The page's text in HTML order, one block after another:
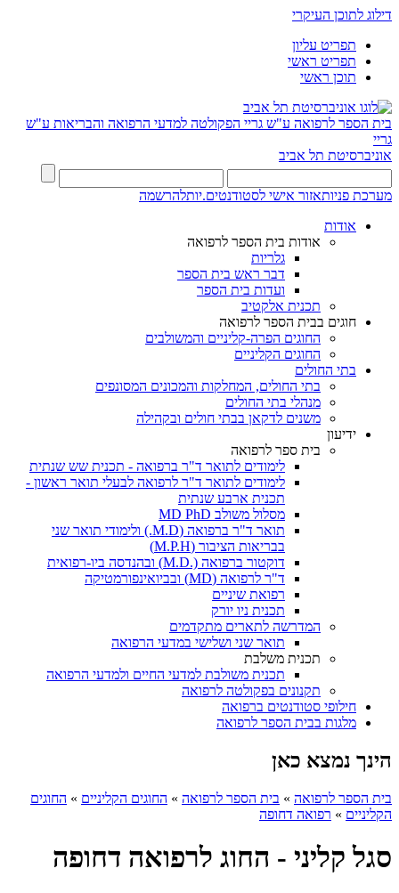
דילוג לתוכן העיקרי
תפריט עליון
תפריט ראשי
תוכן ראשי
בית הספר לרפואה ע"ש גריי הפקולטה למדעי הרפואה והבריאות ע"ש
גריי
אוניברסיטת תל אביב
מערכת פניותאזור אישי לסטודנטים.יותלהרשמה
אודות
אודות בית הספר לרפואה
גלריות
דבר ראש בית הספר
ועדות בית הספר
תכנית אלקטיב
חוגים בבית הספר לרפואה
החוגים הפרה-קליניים והמשולבים
החוגים הקליניים
בתי החולים
בתי החולים, המחלקות והמכונים המסונפים
מנהלי בתי החולים
משנים לדקאן בבתי חולים ובקהילה
ידיעון
בית ספר לרפואה
לימודים לתואר ד"ר ברפואה - תכנית שש שנתית
לימודים לתואר ד"ר לרפואה לבעלי תואר ראשון -
תכנית ארבע שנתית
מסלול משולב MD PhD
תואר ד"ר ברפואה (M.D.) ולימודי תואר שני
בבריאות הציבור (M.P.H)
דוקטור ברפואה (.M.D) ובהנדסה ביו-רפואית
ד"ר לרפואה (MD) ובביואינפורמטיקה
רפואת שיניים
תכנית ניו יורק
המדרשה לתארים מתקדמים
תואר שני ושלישי במדעי הרפואה
תכנית משלבת
תכנית משולבת למדעי החיים ולמדעי הרפואה
תקנונים בפקולטה לרפואה
חילופי סטודנטים ברפואה
מלגות בבית הספר לרפואה
הינך נמצא כאן
בית הספר לרפואה » בית הספר לרפואה » החוגים הקליניים » החוגים
הקליניים » רפואה דחופה
סגל קליני - החוג לרפואה דחופה